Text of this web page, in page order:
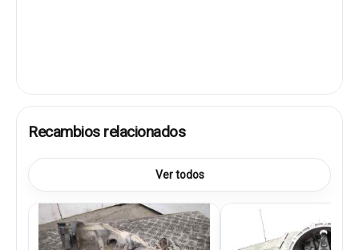
Recambios relacionados
Ver todos